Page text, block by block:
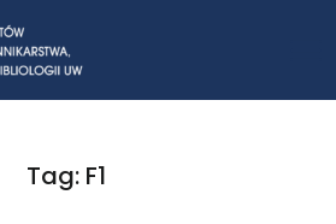
Tag: F1